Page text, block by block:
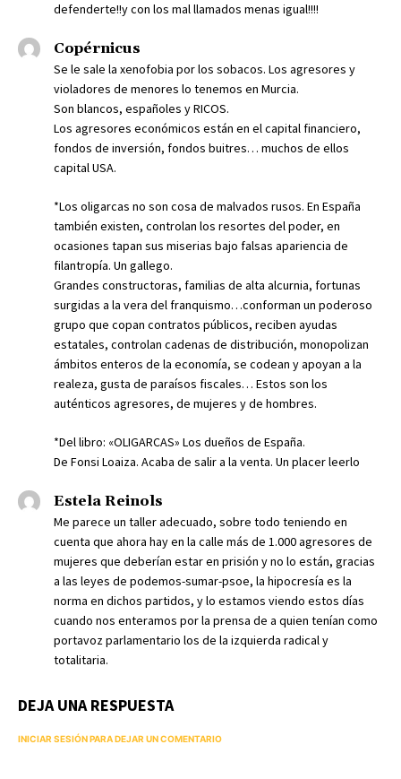
defenderte!!y con los mal llamados menas igual!!!!
Copérnicus
Se le sale la xenofobia por los sobacos. Los agresores y
violadores de menores lo tenemos en Murcia.
Son blancos, españoles y RICOS.
Los agresores económicos están en el capital financiero,
fondos de inversión, fondos buitres… muchos de ellos
capital USA.
*Los oligarcas no son cosa de malvados rusos. En España
también existen, controlan los resortes del poder, en
ocasiones tapan sus miserias bajo falsas apariencia de
filantropía. Un gallego.
Grandes constructoras, familias de alta alcurnia, fortunas
surgidas a la vera del franquismo…conforman un poderoso
grupo que copan contratos públicos, reciben ayudas
estatales, controlan cadenas de distribución, monopolizan
ámbitos enteros de la economía, se codean y apoyan a la
realeza, gusta de paraísos fiscales… Estos son los
auténticos agresores, de mujeres y de hombres.
*Del libro: «OLIGARCAS» Los dueños de España.
De Fonsi Loaiza. Acaba de salir a la venta. Un placer leerlo
Estela Reinols
Me parece un taller adecuado, sobre todo teniendo en
cuenta que ahora hay en la calle más de 1.000 agresores de
mujeres que deberían estar en prisión y no lo están, gracias
a las leyes de podemos-sumar-psoe, la hipocresía es la
norma en dichos partidos, y lo estamos viendo estos días
cuando nos enteramos por la prensa de a quien tenían como
portavoz parlamentario los de la izquierda radical y
totalitaria.
DEJA UNA RESPUESTA
INICIAR SESIÓN PARA DEJAR UN COMENTARIO